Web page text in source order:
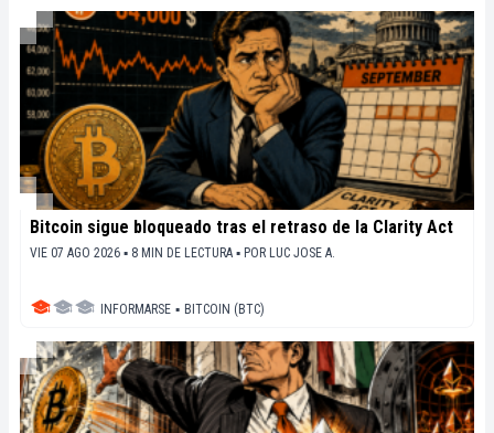
Bitcoin sigue bloqueado tras el retraso de la Clarity Act
VIE 07 AGO 2026 ▪ 8 MIN DE LECTURA ▪ POR LUC JOSE A.
INFORMARSE ▪ BITCOIN (BTC)